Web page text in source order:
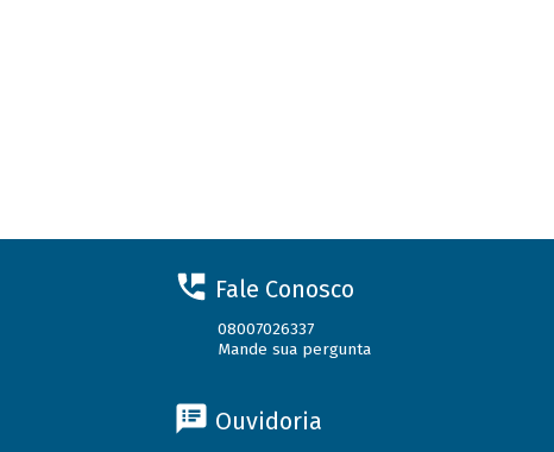
Fale Conosco
08007026337
Mande sua pergunta
Ouvidoria